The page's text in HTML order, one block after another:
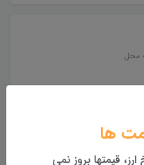
محل
ها
قیمتها بروز نمی